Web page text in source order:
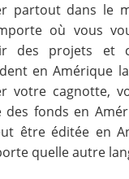
partout dans le
où vous
des projets et
en Amérique
votre cagnotte,
des fonds en
être éditée en
quelle autre